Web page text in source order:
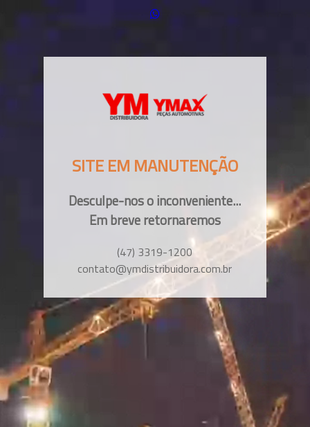
SITE EM MANUTENÇÃO
Desculpe-nos o inconveniente...
Em breve retornaremos
(47) 3319-1200
contato@ymdistribuidora.com.br